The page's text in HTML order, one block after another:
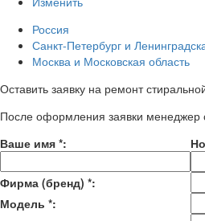
Россия
Санкт-Петербург и
Москва и Московская область
Оставить заявку на ремонт
После оформления заявки
Ваше имя *:
Фирма (бренд) *:
Модель *: